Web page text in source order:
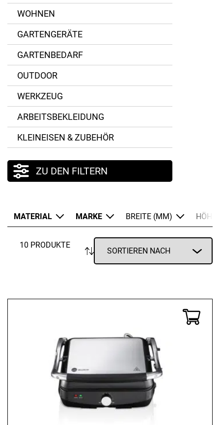
WOHNEN
GARTENGERÄTE
GARTENBEDARF
OUTDOOR
WERKZEUG
ARBEITSBEKLEIDUNG
KLEINEISEN & ZUBEHÖR
ZU DEN FILTERN
MATERIAL MARKE BREITE (MM) HÖHE
10 PRODUKTE